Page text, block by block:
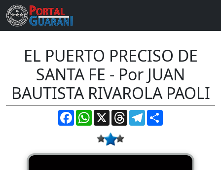
EL PUERTO PRECISO DE
SANTA FE - Por JUAN
BAUTISTA RIVAROLA PAOLI
FacebookWhatsApp
X ThreadsTelegram